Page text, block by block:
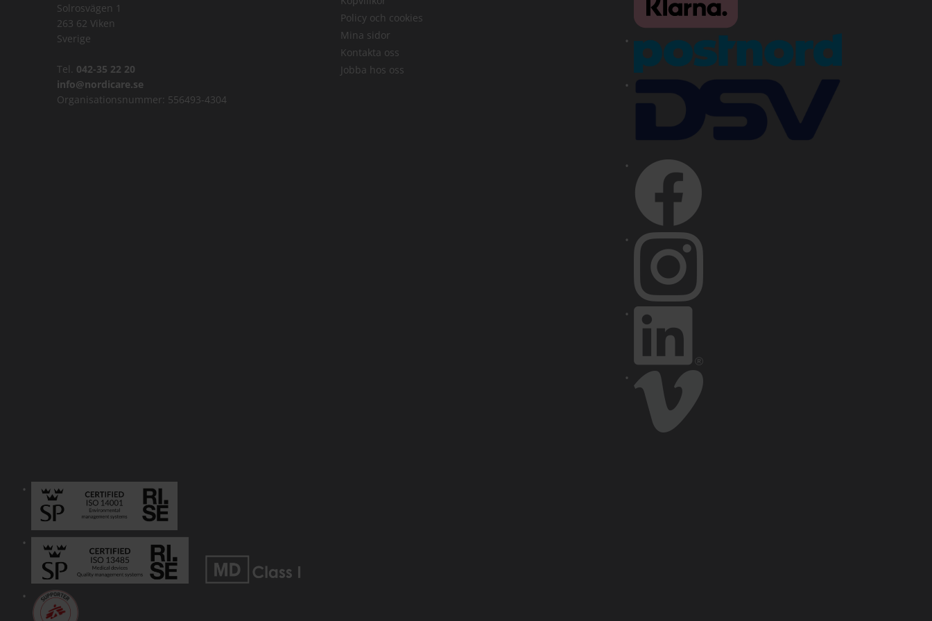
Solrosvägen 1
263 62 Viken
Sverige
Tel. 042-35 22 20
info@nordicare.se
Organisationsnummer: 556493-4304
Policy och cookies
Mina sidor
Kontakta oss
Jobba hos oss